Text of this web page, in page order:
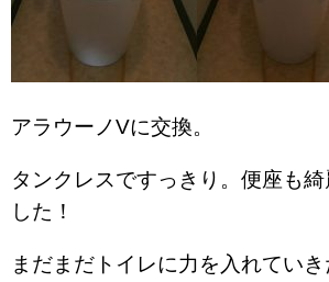
アラウーノVに交換。
タンクレスですっきり。便座も
した！
まだまだトイレに力を入れてい